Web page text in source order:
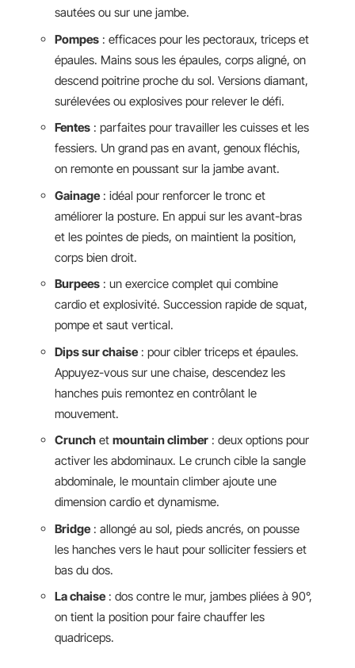
sautées ou sur une jambe.
Pompes : efficaces pour les pectoraux, triceps et
épaules. Mains sous les épaules, corps aligné, on
descend poitrine proche du sol. Versions diamant,
surélevées ou explosives pour relever le défi.
Fentes : parfaites pour travailler les cuisses et les
fessiers. Un grand pas en avant, genoux fléchis,
on remonte en poussant sur la jambe avant.
Gainage : idéal pour renforcer le tronc et
améliorer la posture. En appui sur les avant-bras
et les pointes de pieds, on maintient la position,
corps bien droit.
Burpees : un exercice complet qui combine
cardio et explosivité. Succession rapide de squat,
pompe et saut vertical.
Dips sur chaise : pour cibler triceps et épaules.
Appuyez-vous sur une chaise, descendez les
hanches puis remontez en contrôlant le
mouvement.
Crunch et mountain climber : deux options pour
activer les abdominaux. Le crunch cible la sangle
abdominale, le mountain climber ajoute une
dimension cardio et dynamisme.
Bridge : allongé au sol, pieds ancrés, on pousse
les hanches vers le haut pour solliciter fessiers et
bas du dos.
La chaise : dos contre le mur, jambes pliées à 90°,
on tient la position pour faire chauffer les
quadriceps.